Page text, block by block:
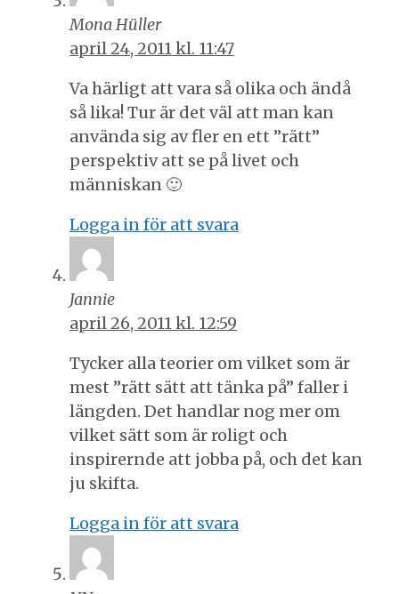
Mona Hüller
april 24, 2011 kl. 11:47
Va härligt att vara så olika och ändå
så lika! Tur är det väl att man kan
använda sig av fler en ett ”rätt”
perspektiv att se på livet och
människan 🙂
Logga in för att svara
Jannie
april 26, 2011 kl. 12:59
Tycker alla teorier om vilket som är
mest ”rätt sätt att tänka på” faller i
längden. Det handlar nog mer om
vilket sätt som är roligt och
inspirernde att jobba på, och det kan
ju skifta.
Logga in för att svara